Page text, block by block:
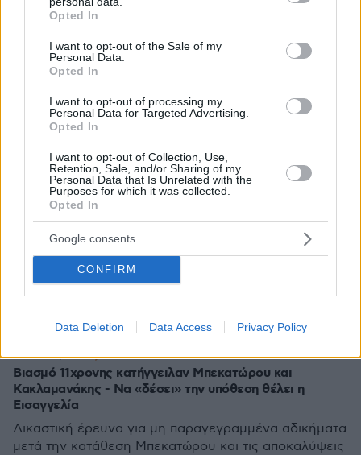
grant or deny consent to Google and its third-party tags to
use your data for below specified purposes in below Google
consent section.
Opted In
I want to opt-out of the Sale of my
Personal Data.
Opted In
I want to opt-out of processing my
Personal Data for Targeted Advertising.
Opted In
I want to opt-out of Collection, Use,
Retention, Sale, and/or Sharing of my
Personal Data that Is Unrelated with the
Purposes for which it was collected.
Opted In
Google consents
CONFIRM
Data Deletion Data Access Privacy Policy
Βιασμό 11χρονης κατήγγειλαν Μπεκατώρου και
Κακλαμανάκης - Να «δέσει» την υπόθεση θέλει η
Εισαγγελία
Δικαστική έρευνα για μη παραγεγραμμένα αδικήματα
μετά την κατάθεση Μπεκατώρου και τις αποκαλύψεις
21.01.2021, 08:32 80